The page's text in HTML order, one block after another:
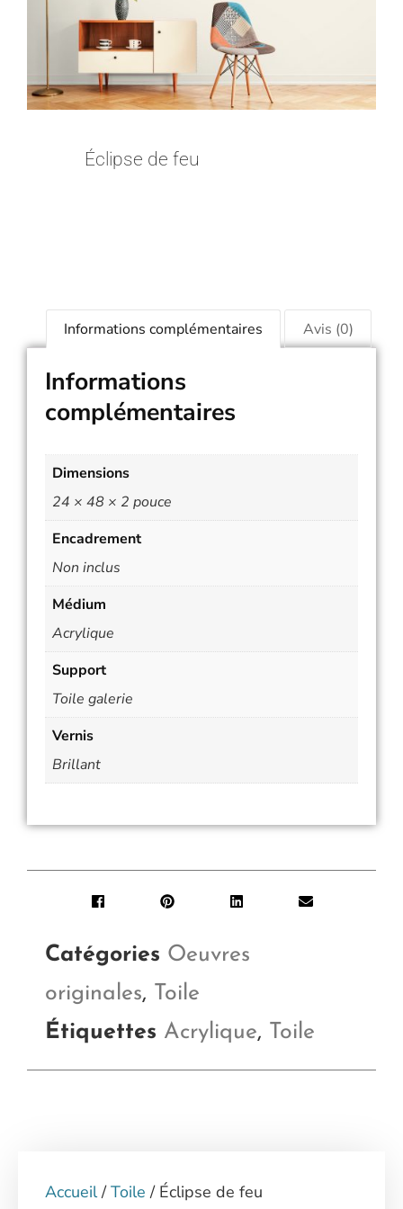
Éclipse de feu
Informations complémentaires Avis (0)
Informations
complémentaires
Dimensions
24 × 48 × 2 pouce
Encadrement
Non inclus
Médium
Acrylique
Support
Toile galerie
Vernis
Brillant
Catégories Oeuvres
originales, Toile
Étiquettes Acrylique, Toile
Accueil/Toile / Éclipse de feu